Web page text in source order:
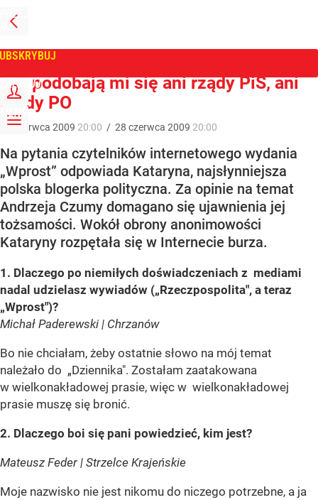
PRZEJDŹ
NA
GŁÓWNĄ
ZALOGUJ
MENU
Tygodnik Wprost
Nie podobają mi się ani rządy PiS, ani
rządy PO
28czerwca 2009 20:00 / 28 czerwca 2009 20:00
Na pytania czytelników internetowego wydania
„Wprost” odpowiada Kataryna, najsłynniejsza
polska blogerka polityczna. Za opinie na temat
Andrzeja Czumy domagano się ujawnienia jej
tożsamości. Wokół obrony anonimowości
Kataryny rozpętała się w Internecie burza.
1. Dlaczego po niemiłych doświadczeniach z mediami
nadal udzielasz wywiadów („Rzeczpospolita", a teraz
„Wprost")?
Michał Paderewski | Chrzanów
Bo nie chciałam, żeby ostatnie słowo na mój temat
należało do „Dziennika". Zostałam zaatakowana
w wielkonakładowej prasie, więc w wielkonakładowej
prasie muszę się bronić.
2. Dlaczego boi się pani powiedzieć, kim jest?
Mateusz Feder | Strzelce Krajeńskie
Moje nazwisko nie jest nikomu do niczego potrzebne, a ja